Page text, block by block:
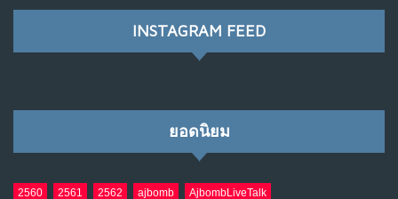
NO COMMENTS
เมื่อโลกออนไลน์ กลายเป็น“ศาลเตี้ย”
9
NO COMMENTS
INSTAGRAM FEED
ยอดนิยม
2560 2561 2562 ajbomb AjbombLiveTalk